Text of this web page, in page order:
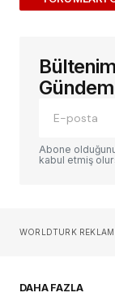
E-posta
alanlar*ile
Yorum
Sizin adınız*
Abone
kabul etmiş
WORLDTURK
DAHA FAZLA